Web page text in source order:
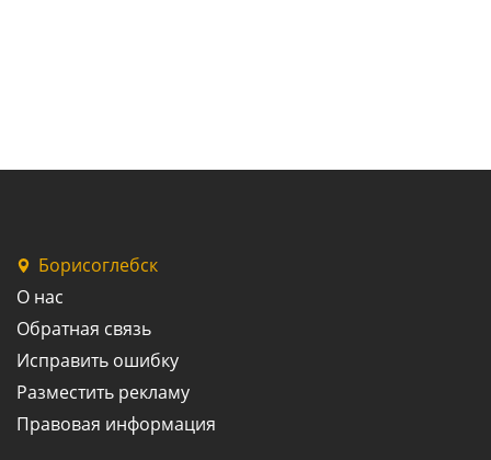
Борисоглебск
О нас
Обратная связь
Исправить ошибку
Разместить рекламу
Правовая информация